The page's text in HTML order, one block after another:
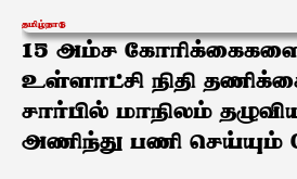
தமிழ்நாடு
15 அம்ச கோரிக்கைகளை
உள்ளாட்சி நிதி
சார்பில் மாநிலம்
அணிந்து பணி